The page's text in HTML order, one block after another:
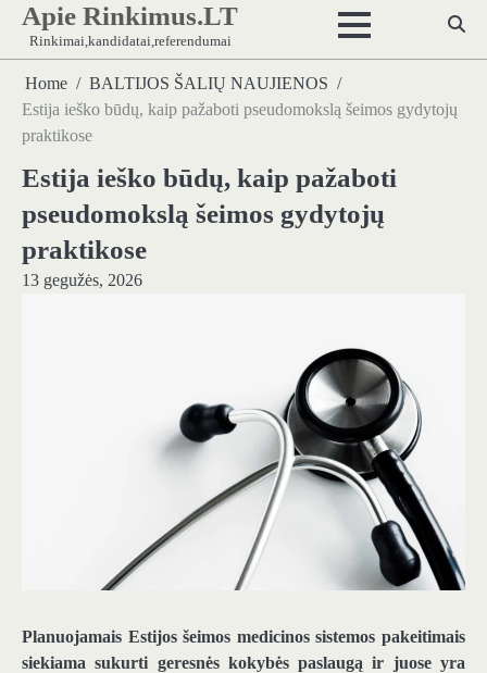
Skip
content
Apie Rinkimus.LT
Rinkimai,kandidatai,referendumai
Home
BALTIJOS ŠALIŲ NAUJIENOS
Estija ieško būdų, kaip pažaboti pseudomokslą šeimos gydytojų
praktikose
Estija ieško būdų, kaip pažaboti
pseudomokslą šeimos gydytojų
praktikose
13 gegužės, 2026
Planuojamais Estijos šeimos medicinos sistemos pakeitimais
siekiama sukurti geresnės kokybės paslaugą ir juose yra